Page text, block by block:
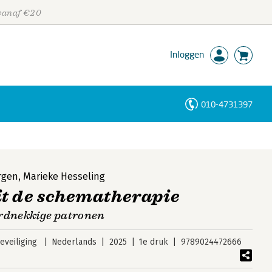
€20
Inloggen
010-4731397
, Marieke Hesseling
de schematherapie
patronen
Nederlands 2025 1e druk 9789024472666
Personen